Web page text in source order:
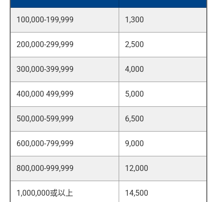
100,000-199,999 1,300
200,000-299,999 2,500
300,000-399,999 4,000
400,000 499,999 5,000
500,000-599,999 6,500
600,000-799,999 9,000
800,000-999,999 12,000
1,000,000或以上 14,500